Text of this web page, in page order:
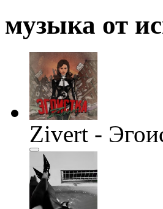
музыка от
Zivert -